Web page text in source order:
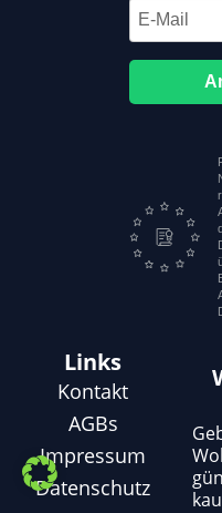
Links
Kontakt
AGBs
Impressum
Datenschutz